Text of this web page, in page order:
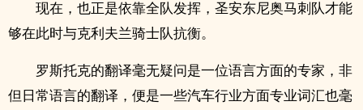
现在，也正是依靠全队发挥，圣安东尼奥马刺队才能
够在此时与克利夫兰骑士队抗衡。
罗斯托克的翻译毫无疑问是一位语言方面的专家，非
但日常语言的翻译，便是一些汽车行业方面专业词汇也毫